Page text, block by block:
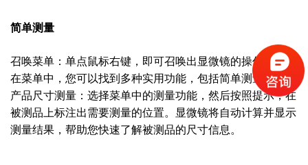
简单测量
召唤菜单：单点鼠标右键，即可召唤出显微镜的操作菜单。
在菜单中，您可以找到多种实用功能，包括简单测量。
产品尺寸测量：选择菜单中的测量功能，然后按照提示，在
被测品上标注出需要测量的位置。显微镜将自动计算并显示
测量结果，帮助您快速了解被测品的尺寸信息。